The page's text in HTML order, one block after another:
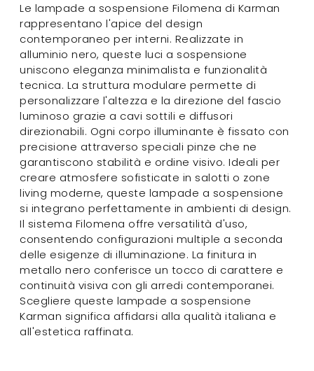
Le lampade a sospensione Filomena di Karman
rappresentano l'apice del design
contemporaneo per interni. Realizzate in
alluminio nero, queste luci a sospensione
uniscono eleganza minimalista e funzionalità
tecnica. La struttura modulare permette di
personalizzare l'altezza e la direzione del fascio
luminoso grazie a cavi sottili e diffusori
direzionabili. Ogni corpo illuminante è fissato con
precisione attraverso speciali pinze che ne
garantiscono stabilità e ordine visivo. Ideali per
creare atmosfere sofisticate in salotti o zone
living moderne, queste lampade a sospensione
si integrano perfettamente in ambienti di design.
Il sistema Filomena offre versatilità d'uso,
consentendo configurazioni multiple a seconda
delle esigenze di illuminazione. La finitura in
metallo nero conferisce un tocco di carattere e
continuità visiva con gli arredi contemporanei.
Scegliere queste lampade a sospensione
Karman significa affidarsi alla qualità italiana e
all'estetica raffinata.